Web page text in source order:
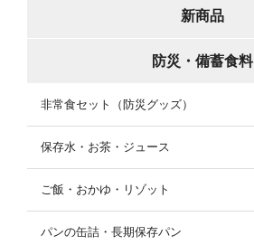
新商品
防災・備蓄食料
非常食セット（防災グッズ）
保存水・お茶・ジュース
ご飯・おかゆ・リゾット
パンの缶詰・長期保存パン